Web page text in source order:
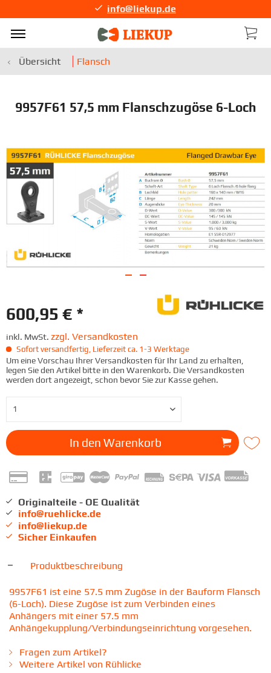
info@liekup.de
Übersicht Flansch
9957F61 57,5 mm Flanschzugöse 6-Loch
600,95 € *
inkl. MwSt. zzgl. Versandkosten
Sofort versandfertig, Lieferzeit ca. 1-3 Werktage
Um eine Vorschau Ihrer Versandkosten für Ihr Land zu erhalten,
legen Sie den Artikel bitte in den Warenkorb. Die Versandkosten
werden dort angezeigt, schon bevor Sie zur Kasse gehen.
In den Warenkorb
Originalteile - OE Qualität
info@ruehlicke.de
info@liekup.de
Sicher Einkaufen
Produktbeschreibung
9957F61 ist eine 57.5 mm Zugöse in der Bauform Flansch
(6-Loch). Diese Zugöse ist zum Verbinden eines
Anhängers mit einer 57.5 mm
Anhängekupplung/Verbindungseinrichtung vorgesehen.
Fragen zum Artikel?
Weitere Artikel von Rühlicke